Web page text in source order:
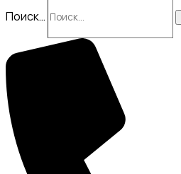
Поиск…